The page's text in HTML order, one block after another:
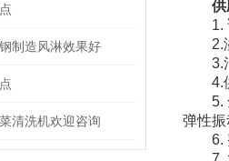
制造风淋效果好
清洗机欢迎咨询
供
1. 该
2.溢
3.清
4.供
5. 全
弹性振
6. 整